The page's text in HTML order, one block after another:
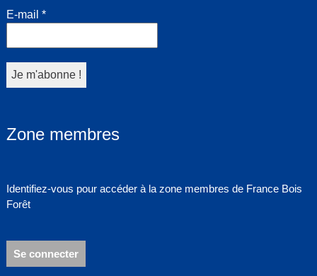
E-mail *
Zone membres
Identifiez-vous pour accéder à la zone membres de France Bois
Forêt
Se connecter